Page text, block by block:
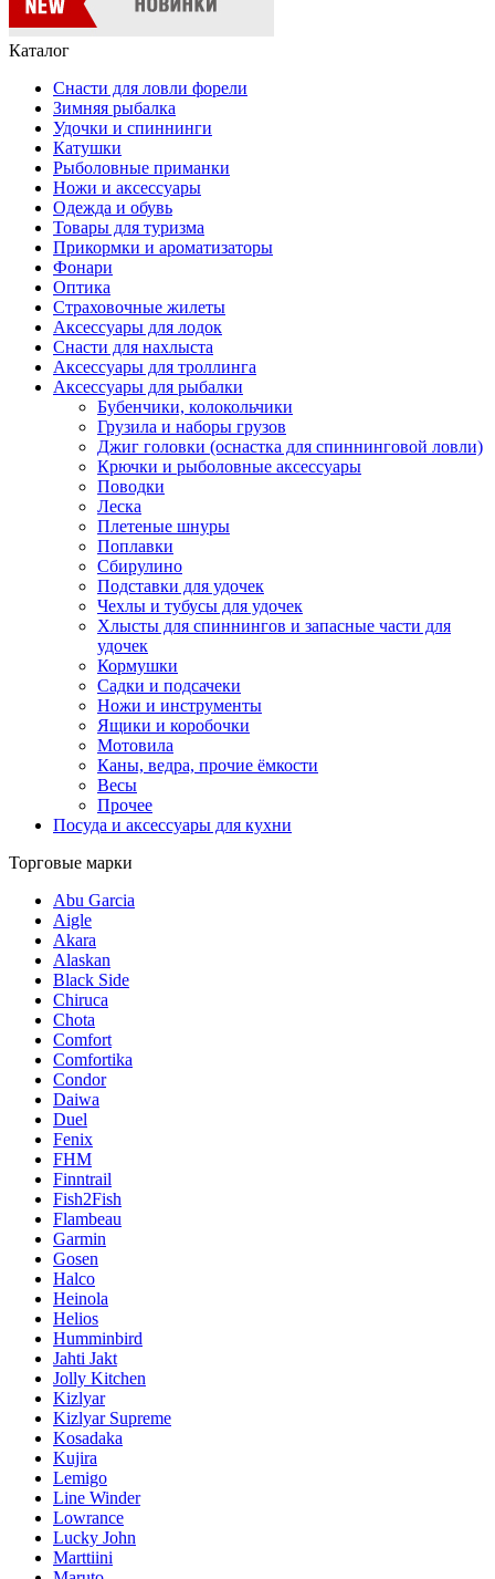
Каталог
Снасти для ловли форели
Зимняя рыбалка
Удочки и спиннинги
Катушки
Рыболовные приманки
Ножи и аксессуары
Одежда и обувь
Товары для туризма
Прикормки и ароматизаторы
Фонари
Оптика
Страховочные жилеты
Аксессуары для лодок
Снасти для нахлыста
Аксессуары для троллинга
Аксессуары для рыбалки
Бубенчики, колокольчики
Грузила и наборы грузов
Джиг головки (оснастка для спиннинговой ловли)
Крючки и рыболовные аксессуары
Поводки
Леска
Плетеные шнуры
Поплавки
Сбирулино
Подставки для удочек
Чехлы и тубусы для удочек
Хлысты для спиннингов и запасные части для
удочек
Кормушки
Садки и подсачеки
Ножи и инструменты
Ящики и коробочки
Мотовила
Каны, ведра, прочие ёмкости
Весы
Прочее
Посуда и аксессуары для кухни
Торговые марки
Abu Garcia
Aigle
Akara
Alaskan
Black Side
Chiruca
Chota
Comfort
Comfortika
Condor
Daiwa
Duel
Fenix
FHM
Finntrail
Fish2Fish
Flambeau
Garmin
Gosen
Halco
Heinola
Helios
Humminbird
Jahti Jakt
Jolly Kitchen
Kizlyar
Kizlyar Supreme
Kosadaka
Kujira
Lemigo
Line Winder
Lowrance
Lucky John
Marttiini